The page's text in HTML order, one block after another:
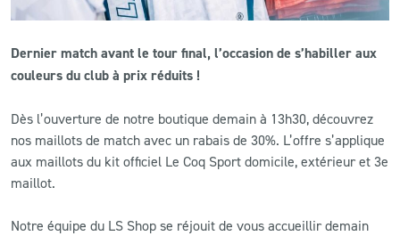
MATCH DES CELEBRITES
PRESSE ET MEDIAS
Dernier match avant le tour final, l’occasion de s’habiller aux
couleurs du club à prix réduits !
Dès l’ouverture de notre boutique demain à 13h30, découvrez
nos maillots de match avec un rabais de 30%. L’offre s’applique
aux maillots du kit officiel Le Coq Sport domicile, extérieur et 3e
maillot.
Notre équipe du LS Shop se réjouit de vous accueillir demain